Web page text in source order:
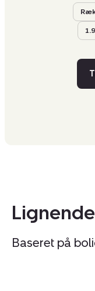
Baseret på